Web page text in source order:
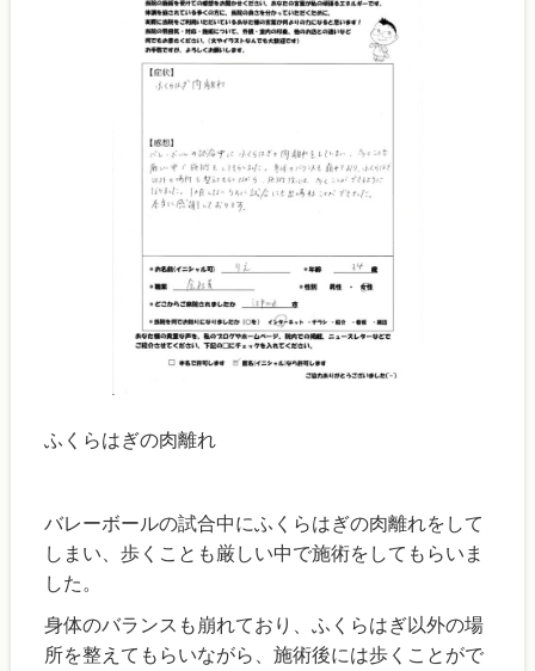
ふくらはぎの肉離れ
バレーボールの試合中にふくらはぎの肉離れをして
しまい、歩くことも厳しい中で施術をしてもらいま
した。
身体のバランスも崩れており、ふくらはぎ以外の場
所を整えてもらいながら、施術後には歩くことがで